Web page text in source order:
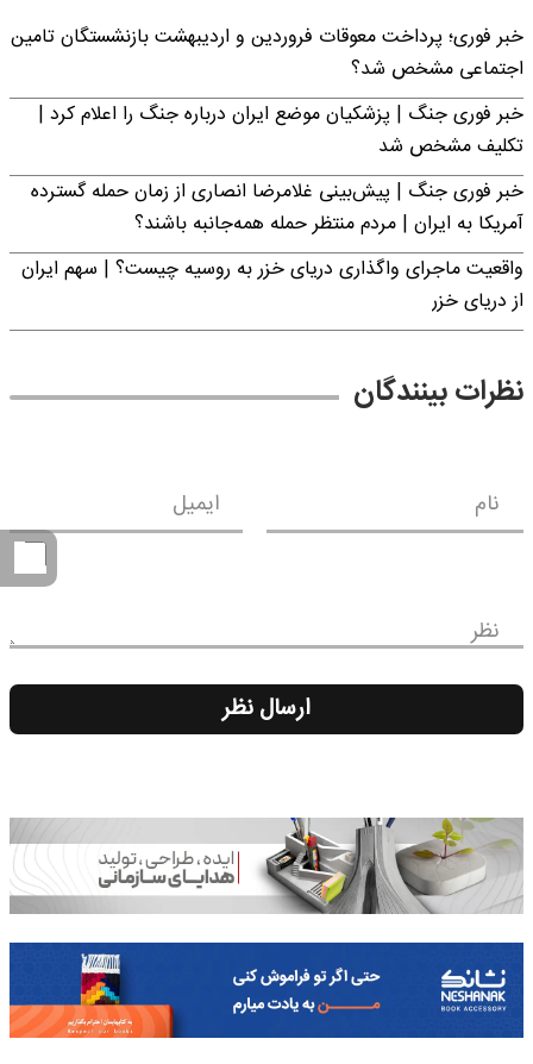
خبر فوری؛ پرداخت معوقات فروردین و اردیبهشت بازنشستگان تامین
اجتماعی مشخص شد؟
خبر فوری جنگ | پزشکیان موضع ایران درباره جنگ را اعلام کرد |
تکلیف مشخص شد
خبر فوری جنگ | پیش‌بینی غلامرضا انصاری از زمان حمله گسترده
آمریکا به ایران | مردم منتظر حمله همه‌جانبه باشند؟
واقعیت ماجرای واگذاری دریای خزر به روسیه چیست؟ | سهم ایران
از دریای خزر
نظرات بینندگان
نام ایمیل
نظر
ارسال نظر